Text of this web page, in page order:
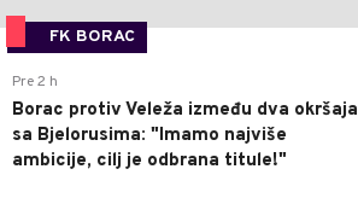
FK BORAC
Pre 2 h
Borac protiv Veleža između dva okršaja
sa Bjelorusima: "Imamo najviše
ambicije, cilj je odbrana titule!"